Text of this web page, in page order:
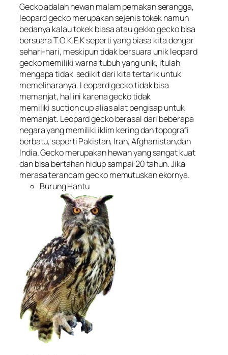
Gecko adalah hewan malam pemakan serangga,
leopard gecko merupakan sejenis tokek namun
bedanya kalau tokek biasa atau gekko gecko bisa
bersuara T.O.K.E.K seperti yang biasa kita dengar
sehari-hari, meskipun tidak bersuara unik leopard
gecko memiliki warna tubuh yang unik, itulah
mengapa tidak sedikit dari kita tertarik untuk
memeliharanya. Leopard gecko tidak bisa
memanjat, hal ini karena gecko tidak
memiliki suction cupalias alat pengisap untuk
memanjat. Leopard gecko berasal dari beberapa
negara yang memiliki iklim kering dan topografi
berbatu, seperti Pakistan, Iran, Afghanistan,dan
India. Gecko merupakan hewan yang sangat kuat
dan bisa bertahan hidup sampai 20 tahun. Jika
merasa terancam gecko memutuskan ekornya.
Burung Hantu